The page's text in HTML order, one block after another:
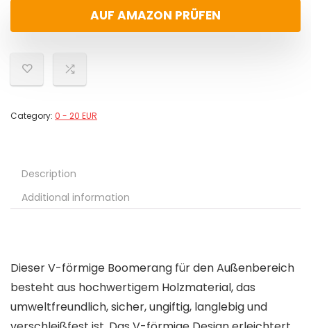
AUF AMAZON PRÜFEN
Category: 0 - 20 EUR
Description
Additional information
Dieser V-förmige Boomerang für den Außenbereich
besteht aus hochwertigem Holzmaterial, das
umweltfreundlich, sicher, ungiftig, langlebig und